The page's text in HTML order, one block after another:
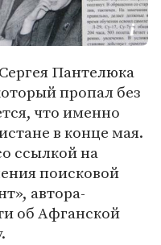
Пантелюка
пропал без
что именно
в конце мая.
ссылкой на
поисковой
автора-
об Афганской